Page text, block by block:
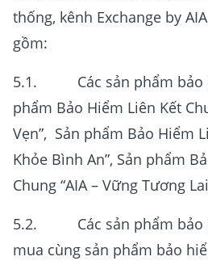
thống, kênh Exchange by
gồm:
5.1. Các sản phẩm bảo
phẩm Bảo Hiểm Liên Kết
Vẹn”, Sản phẩm Bảo Hiểm
Khỏe Bình An”, Sản phẩm
Chung “AIA – Vững Tương
5.2. Các sản phẩm bảo
mua cùng sản phẩm bảo